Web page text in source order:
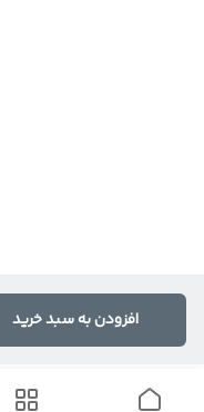
افزودن به سبد خرید